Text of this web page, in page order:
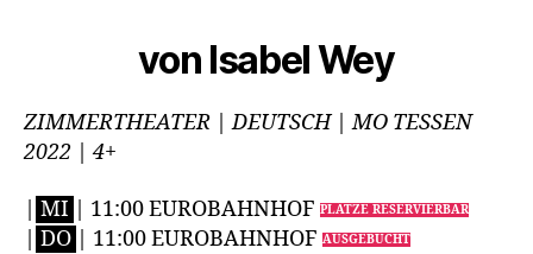
von Isabel Wey
ZIMMERTHEATER | DEUTSCH | MO TESSEN
2022 | 4+
| MI | 11:00 EUROBAHNHOF PLÄTZE RESERVIERBAR
| DO | 11:00 EUROBAHNHOF AUSGEBUCHT